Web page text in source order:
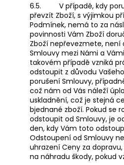
6.5.
V případě, kdy
převzít Zboží, s výjimkou
Podmínek, nemá to za
povinnosti Vám Zboží
Zboží nepřevezmete, není
Smlouvy mezi Námi a
takovém případě vzniká
odstoupit z důvodu
porušení Smlouvy,
což nám od Vás náleží
uskladnění, což je stejná
bjednané zboží. Pokud se
odstoupit od Smlouvy, je
den, kdy Vám toto
Odstoupení od Smlouvy
uhrazení Ceny za
na náhradu škody, pokud